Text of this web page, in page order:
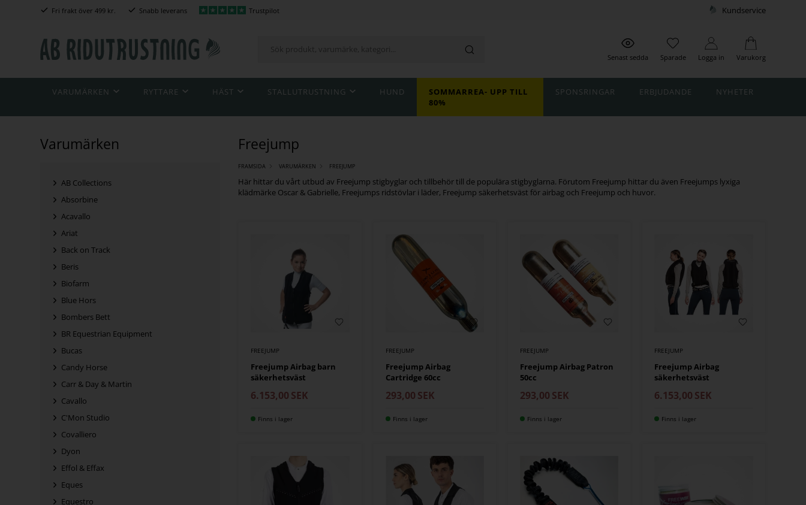
Fri frakt över 499 kr. Snabb leverans Trustpilot Kundservice
Senast sedda Sparade Logga in Varukorg
VARUMÄRKEN RYTTARE HÄST STALLUTRUSTNING HUND
SOMMARREA- UPP TILL
80%
SPONSRINGAR ERBJUDANDE NYHETER
Varumärken
AB Collections
Absorbine
Acavallo
Ariat
Back on Track
Beris
Biofarm
Blue Hors
Bombers Bett
BR Equestrian Equipment
Bucas
Candy Horse
Carr & Day & Martin
Cavallo
C'Mon Studio
Covalliero
Dyon
Effol & Effax
Eques
Equestro
Freejump
FRAMSIDA VARUMÄRKEN FREEJUMP
Här hittar du vårt utbud av Freejump stigbyglar och tillbehör till de populära stigbyglarna. Förutom Freejump hittar du även Freejumps lyxiga
klädmärke Oscar & Gabrielle, Freejumps ridstövlar i läder, Freejump säkerhetsväst för airbag och Freejump och huvor.
FREEJUMP
Freejump Airbag barn
säkerhetsväst
6.153,00 SEK
Finns i lager
FREEJUMP
Freejump Airbag
Cartridge 60cc
293,00 SEK
Finns i lager
FREEJUMP
Freejump Airbag Patron
50cc
293,00 SEK
Finns i lager
FREEJUMP
Freejump Airbag
säkerhetsväst
6.153,00 SEK
Finns i lager